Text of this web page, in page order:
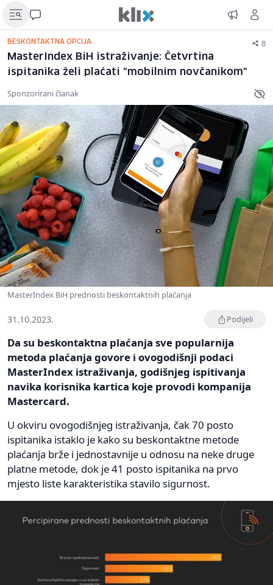
BESKONTAKTNA OPCIJA 8
MasterIndex BiH istraživanje: Četvrtina
ispitanika želi plaćati "mobilnim novčanikom"
Sponzorirani članak
MasterIndex BiH prednosti beskontaktnih plaćanja
31.10.2023. Podijeli
Da su beskontaktna plaćanja sve popularnija
metoda plaćanja govore i ovogodišnji podaci
MasterIndex istraživanja, godišnjeg ispitivanja
navika korisnika kartica koje provodi kompanija
Mastercard.
U okviru ovogodišnjeg istraživanja, čak 70 posto
ispitanika istaklo je kako su beskontaktne metode
plaćanja brže i jednostavnije u odnosu na neke druge
platne metode, dok je 41 posto ispitanika na prvo
mjesto liste karakteristika stavilo sigurnost.